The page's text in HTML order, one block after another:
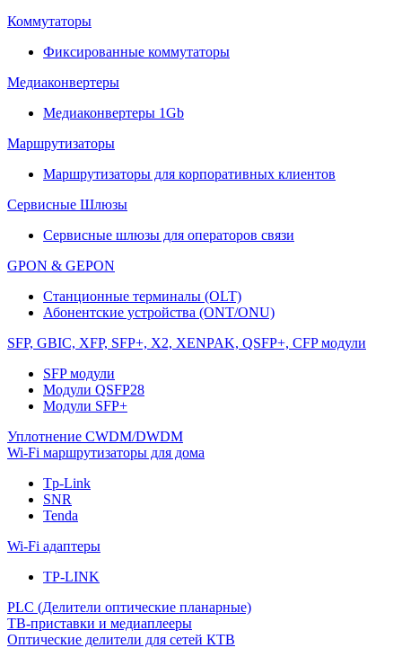
Коммутаторы
Фиксированные коммутаторы
Медиаконвертеры
Медиаконвертеры 1Gb
Маршрутизаторы
Маршрутизаторы для корпоративных клиентов
Сервисные Шлюзы
Сервисные шлюзы для операторов связи
GPON & GEPON
Станционные терминалы (OLT)
Абонентские устройства (ONT/ONU)
SFP, GBIC, XFP, SFP+, X2, XENPAK, QSFP+, CFP модули
SFP модули
Модули QSFP28
Модули SFP+
Уплотнение CWDM/DWDM
Wi-Fi маршрутизаторы для дома
Tp-Link
SNR
Tenda
Wi-Fi адаптеры
TP-LINK
PLC (Делители оптические планарные)
ТВ-приставки и медиаплееры
Оптические делители для сетей КТВ